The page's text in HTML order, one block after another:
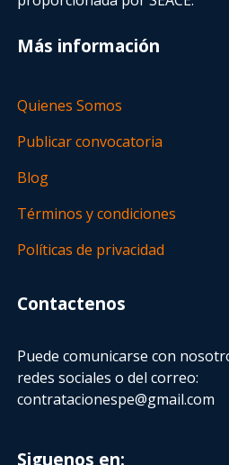
Más información
Quienes Somos
Publicar convocatoria
Blog
Términos y condiciones
Políticas de privacidad
Contactenos
Puede comunicarse con
redes sociales o del correo:
contratacionespe@gmail.com
Siguenos en: